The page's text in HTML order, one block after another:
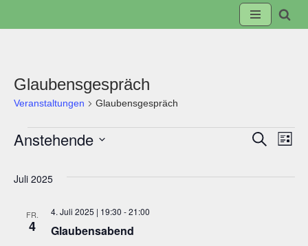
Glaubensgespräch
Veranstaltungen Glaubensgespräch
Suche
Suche
Liste
Anstehende
wählen.
Juli 2025
FR.
4 Glaubensabend
4. Juli 2025 | 19:30 -21:00